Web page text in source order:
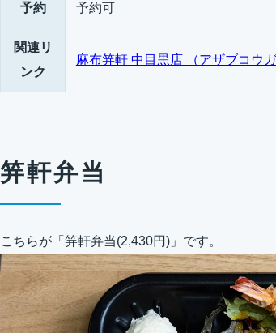
予約 予約可
関連リ
ンク
麻布笄軒 中目黒店 （アザブコウ
笄軒弁当
こちらが「笄軒弁当(2,430円)」です。